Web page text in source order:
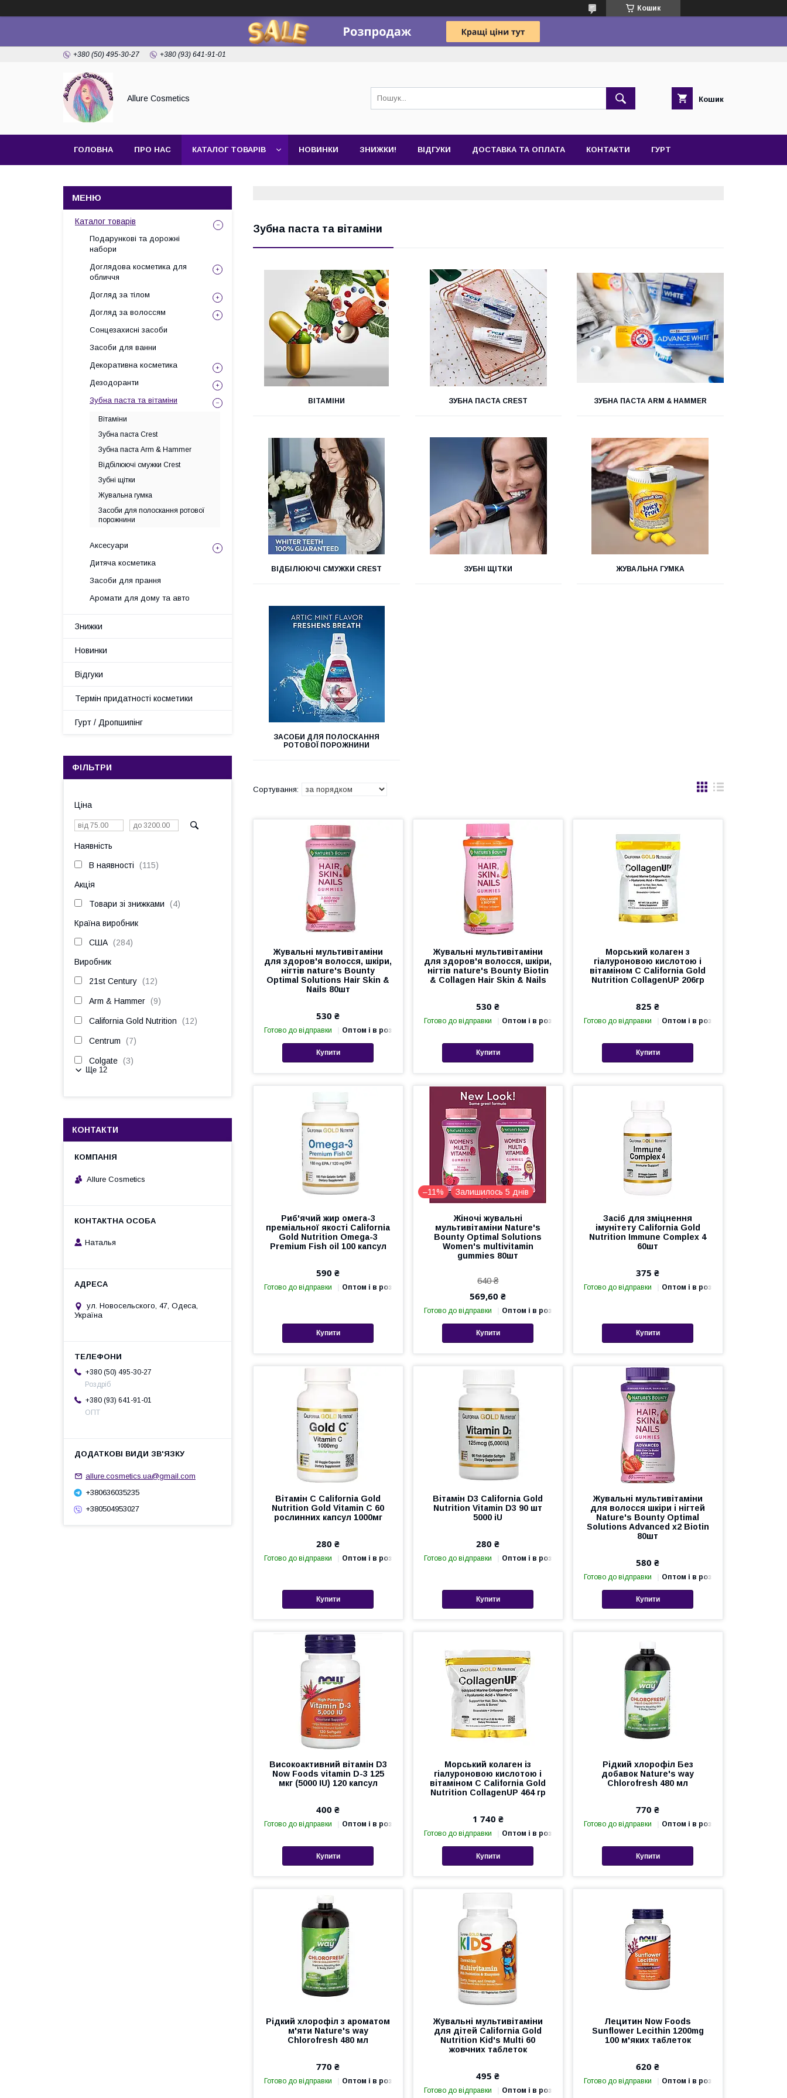
Кошик
+380 (50) 495-30-27 +380 (93) 641-91-01
Allure Cosmetics Кошик
ГОЛОВНА ПРО НАС КАТАЛОГ ТОВАРІВ НОВИНКИ ЗНИЖКИ! ВІДГУКИ ДОСТАВКА ТА ОПЛАТА КОНТАКТИ ГУРТ
Зубна паста та вітаміни
ВІТАМІНИ ЗУБНА ПАСТА CREST ЗУБНА ПАСТА ARM & HAMMER
ВІДБІЛЮЮЧІ СМУЖКИ CREST ЗУБНІ ЩІТКИ ЖУВАЛЬНА ГУМКА
ЗАСОБИ ДЛЯ ПОЛОСКАННЯ
РОТОВОЇ ПОРОЖНИНИ
Жувальні мультивітаміни
для здоров'я волосся, шкіри,
нігтів nature's Bounty
Optimal Solutions Hair Skin &
Nails 80шт
530 ₴
Готово до відправки Оптом і в роздріб
Купити
Жувальні мультивітаміни
для здоров'я волосся, шкіри,
нігтів nature's Bounty Biotin
& Collagen Hair Skin & Nails
530 ₴
Готово до відправки Оптом і в роздріб
Купити
Морський колаген з
гіалуроновою кислотою і
вітаміном С California Gold
Nutrition CollagenUP 206гр
825 ₴
Готово до відправки Оптом і в роздріб
Купити
Риб'ячий жир омега-3
преміальної якості California
Gold Nutrition Omega-3
Premium Fish oil 100 капсул
590 ₴
Готово до відправки Оптом і в роздріб
Купити
–11% Залишилось 5 днів
Жіночі жувальні
мультивітаміни Nature's
Bounty Optimal Solutions
Women's multivitamin
gummies 80шт
640 ₴
569,60 ₴
Готово до відправки Оптом і в роздріб
Купити
Засіб для зміцнення
імунітету California Gold
Nutrition Immune Complex 4
60шт
375 ₴
Готово до відправки Оптом і в роздріб
Купити
Вітамін С California Gold
Nutrition Gold Vitamin C 60
рослинних капсул 1000мг
280 ₴
Готово до відправки Оптом і в роздріб
Купити
Вітамін D3 California Gold
Nutrition Vitamin D3 90 шт
5000 iU
280 ₴
Готово до відправки Оптом і в роздріб
Купити
Жувальні мультивітаміни
для волосся шкіри і нігтей
Nature's Bounty Optimal
Solutions Advanced x2 Biotin
80шт
580 ₴
Готово до відправки Оптом і в роздріб
Купити
Високоактивний вітамін D3
Now Foods vitamin D-3 125
мкг (5000 IU) 120 капсул
400 ₴
Готово до відправки Оптом і в роздріб
Купити
Морський колаген із
гіалуроновою кислотою і
вітаміном C California Gold
Nutrition CollagenUP 464 гр
1 740 ₴
Готово до відправки Оптом і в роздріб
Купити
Рідкий хлорофіл Без
добавок Nature's way
Chlorofresh 480 мл
770 ₴
Готово до відправки Оптом і в роздріб
Купити
Рідкий хлорофіл з ароматом
м'яти Nature's way
Chlorofresh 480 мл
770 ₴
Готово до відправки Оптом і в роздріб
Жувальні мультивітаміни
для дітей California Gold
Nutrition Kid's Multi 60
жовчних таблеток
495 ₴
Готово до відправки Оптом і в роздріб
Лецитин Now Foods
Sunflower Lecithin 1200mg
100 м'яких таблеток
620 ₴
Готово до відправки Оптом і в роздріб
Каталог товарів
Подарункові та дорожні
набори
Доглядова косметика для
обличчя
Догляд за тілом
Догляд за волоссям
Сонцезахисні засоби
Засоби для ванни
Декоративна косметика
Дезодоранти
Зубна паста та вітаміни
Вітаміни
Зубна паста Crest
Зубна паста Arm & Hammer
Відбілюючі смужки Crest
Зубні щітки
Жувальна гумка
Засоби для полоскання ротової
порожнини
Аксесуари
Дитяча косметика
Засоби для прання
Аромати для дому та авто
Знижки
Новинки
Відгуки
Термін придатності косметики
Гурт / Дропшипінг
ФІЛЬТРИ
Ціна
Наявність
В наявності 115
Акція
Товари зі знижками 4
Країна виробник
США 284
Виробник
21st Century 12
Arm & Hammer 9
California Gold Nutrition 12
Centrum 7
Colgate 3
Ще 12
КОНТАКТИ
Allure Cosmetics
Наталья
ул. Новосельского, 47, Одеса,
Україна
+380 (50) 495-30-27
Роздріб
+380 (93) 641-91-01
ОПТ
allure.cosmetics.ua@gmail.com
+380636035235
+380504953027